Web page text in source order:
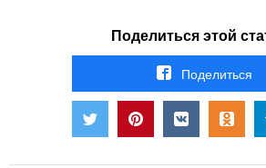
Поделиться этой
Поделиться